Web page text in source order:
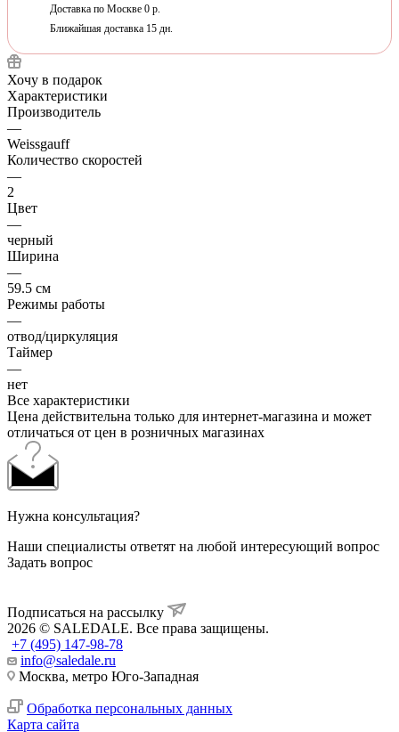
Доставка по Москве 0 р.
Ближайшая доставка 15 дн.
Хочу в подарок
Характеристики
Производитель
—
Weissgauff
Количество скоростей
—
2
Цвет
—
черный
Ширина
—
59.5 см
Режимы работы
—
отвод/циркуляция
Таймер
—
нет
Все характеристики
Цена действительна только для интернет-магазина и может
отличаться от цен в розничных магазинах
Нужна консультация?
Наши специалисты ответят на любой интересующий вопрос
Задать вопрос
Подписаться на рассылку
2026 © SALEDALE. Все права защищены.
+7 (495) 147-98-78
info@saledale.ru
Москва, метро Юго-Западная
Обработка персональных данных
Карта сайта